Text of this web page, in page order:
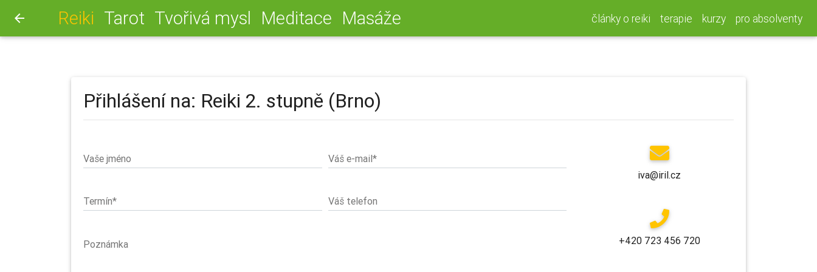
arrow_back Reiki (aktuální)
Tarot Tvořivá mysl Meditace Masáže články o reiki terapie kurzy pro absolventy
Přihlášení na: Reiki 2. stupně (Brno)
Vaše jméno Váš e-mail*
Termín* Váš telefon
Poznámka
iva@iril.cz
+420 723 456 720